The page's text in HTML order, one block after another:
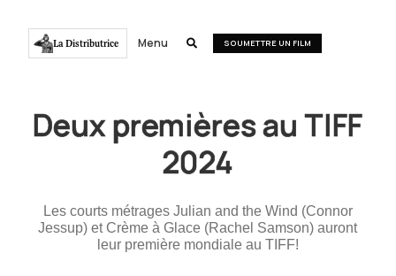
La Distributrice Menu  SOUMETTRE UN FILM
Deux premières au TIFF
2024
Les courts métrages Julian and the Wind (Connor
Jessup) et Crème à Glace (Rachel Samson) auront
leur première mondiale au TIFF!